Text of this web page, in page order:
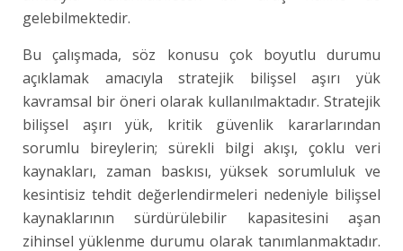
gelebilmektedir.
Bu çalışmada, söz konusu çok boyutlu durumu
açıklamak amacıyla stratejik bilişsel aşırı yük
kavramsal bir öneri olarak kullanılmaktadır. Stratejik
bilişsel aşırı yük, kritik güvenlik kararlarından
sorumlu bireylerin; sürekli bilgi akışı, çoklu veri
kaynakları, zaman baskısı, yüksek sorumluluk ve
kesintisiz tehdit değerlendirmeleri nedeniyle bilişsel
kaynaklarının sürdürülebilir kapasitesini aşan
zihinsel yüklenme durumu olarak tanımlanmaktadır.